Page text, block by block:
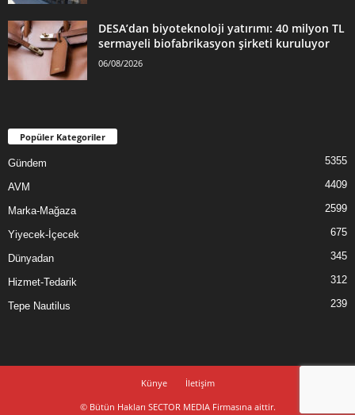
DESA’dan biyoteknoloji yatırımı: 40 milyon TL
sermayeli biofabrikasyon şirketi kuruluyor
06/08/2026
Popüler Kategoriler
Gündem 5355
AVM 4409
Marka-Mağaza 2599
Yiyecek-İçecek 675
Dünyadan 345
Hizmet-Tedarik 312
Tepe Nautilus 239
Künye
İletişim
© Bütün Hakları SECTOR MEDIA Firmasına aittir.